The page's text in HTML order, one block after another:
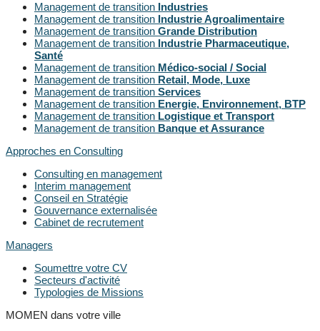
Management de transition Industries
Management de transition Industrie Agroalimentaire
Management de transition Grande Distribution
Management de transition Industrie Pharmaceutique,
Santé
Management de transition Médico-social / Social
Management de transition Retail, Mode, Luxe
Management de transition Services
Management de transition Energie, Environnement, BTP
Management de transition Logistique et Transport
Management de transition Banque et Assurance
Approches en Consulting
Consulting en management
Interim management
Conseil en Stratégie
Gouvernance externalisée
Cabinet de recrutement
Managers
Soumettre votre CV
Secteurs d'activité
Typologies de Missions
MOMEN dans votre ville